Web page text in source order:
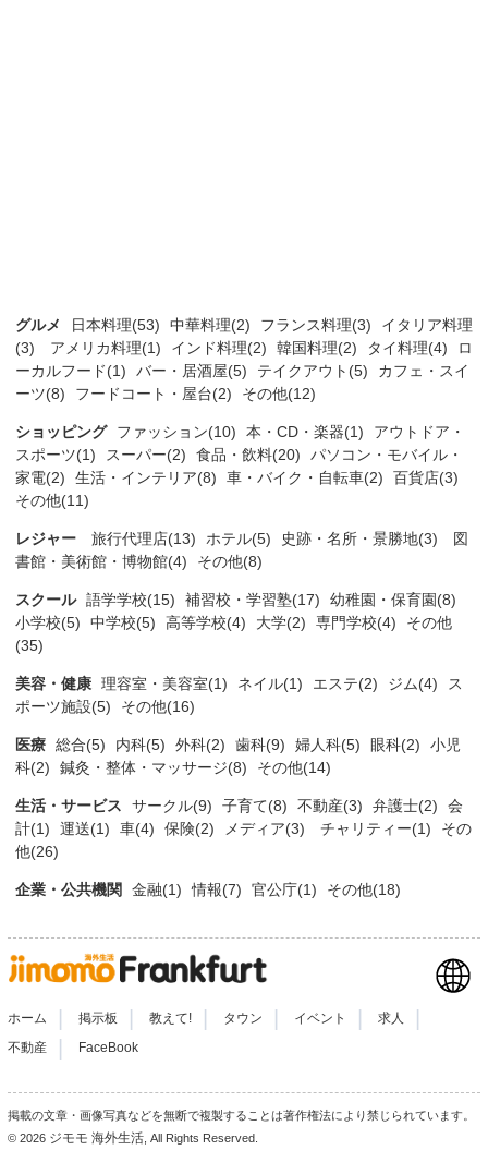
グルメ 日本料理(53) 中華料理(2) フランス料理(3)
イタリア料理
(3)
アメリカ料理(1) インド料理(2) 韓国料理(2) タイ料理(4)
ロ
ーカルフード(1)
バー・居酒屋(5) テイクアウト(5)
カフェ・スイ
ーツ(8)
フードコート・屋台(2) その他(12)
ショッピング ファッション(10) 本・CD・楽器(1)
アウトドア・
スポーツ(1)
スーパー(2) 食品・飲料(20)
パソコン・モバイル・
家電(2)
生活・インテリア(8) 車・バイク・自転車(2)
百貨店(3)
その他(11)
レジャー 旅行代理店(13) ホテル(5) 史跡・名所・景勝地(3)
図
書館・美術館・博物館(4)
その他(8)
スクール 語学学校(15) 補習校・学習塾(17)
幼稚園・保育園(8)
小学校(5)
中学校(5) 高等学校(4) 大学(2) 専門学校(4)
その他
(35)
美容・健康 理容室・美容室(1) ネイル(1) エステ(2) ジム(4)
ス
ポーツ施設(5)
その他(16)
医療 総合(5) 内科(5) 外科(2) 歯科(9) 婦人科(5) 眼科(2)
小児
科(2)
鍼灸・整体・マッサージ(8) その他(14)
生活・サービス サークル(9) 子育て(8) 不動産(3) 弁護士(2)
会
計(1)
運送(1) 車(4) 保険(2) メディア(3) チャリティー(1)
その
他(26)
企業・公共機関 金融(1) 情報(7) 官公庁(1) その他(18)
ホーム 掲示板 教えて! タウン イベント 求人
不動産 FaceBook
掲載の文章・画像写真などを無断で複製することは著作権法により禁じられています。
© 2026 ジモモ 海外生活 , All Rights Reserved.